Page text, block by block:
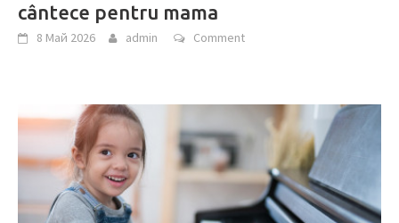
cântece pentru mama
8 Май 2026 admin Comment